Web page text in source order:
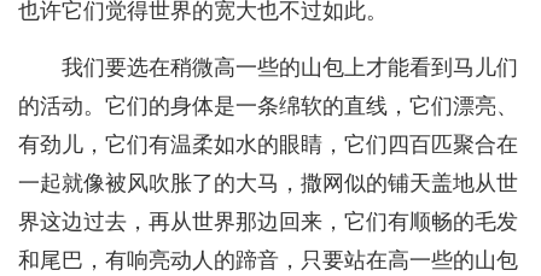
也许它们觉得世界的宽大也不过如此。
我们要选在稍微高一些的山包上才能看到马儿们
的活动。它们的身体是一条绵软的直线，它们漂亮、
有劲儿，它们有温柔如水的眼睛，它们四百匹聚合在
一起就像被风吹胀了的大马，撒网似的铺天盖地从世
界这边过去，再从世界那边回来，它们有顺畅的毛发
和尾巴，有响亮动人的蹄音，只要站在高一些的山包